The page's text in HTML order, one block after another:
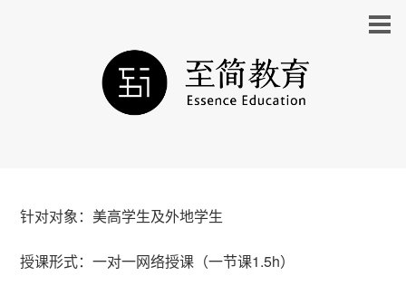
针对对象：美高学生及外地学生
授课形式：一对一网络授课（一节课1.5h）